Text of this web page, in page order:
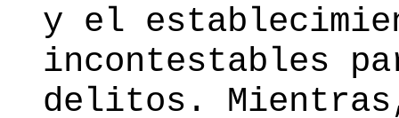
y el
incontestables
delitos.